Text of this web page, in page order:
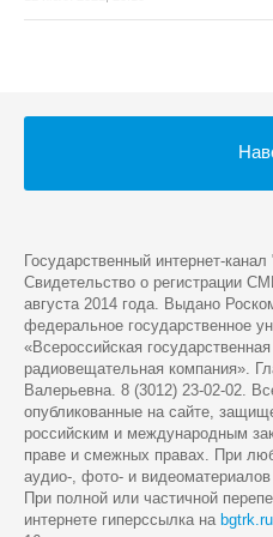
Государственный интернет-
Cвидетельство о регистрации
августа 2014 года. Выдано
федеральное государственное
«Всероссийская
радиовещательная компания».
Валерьевна. 8 (3012) 23-02-02.
опубликованные на сайте,
российским и международным
праве и смежных правах. При
аудио-, фото- и
При полной или частичной
интернете гиперссылка на bgtrk.ru